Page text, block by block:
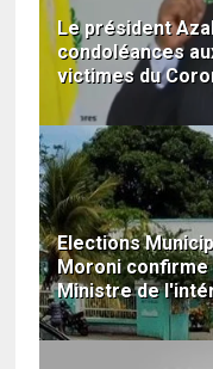
Le président
condoléances
victimes du
Elections
Moroni
Ministre de